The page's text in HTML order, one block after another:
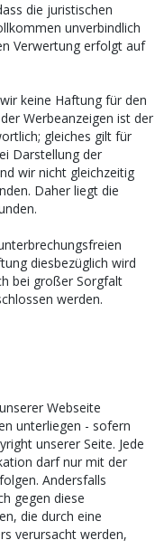
die juristischen
unverbindlich
Verwertung erfolgt auf
keine Haftung für den
Werbeanzeigen ist der
gleiches gilt für
Darstellung der
wir nicht gleichzeitig
Daher liegt die
diesbezüglich wird
bei großer Sorgfalt
werden.
Webseite
unterliegen - sofern
unserer Seite. Jede
darf nur mit der
Andersfalls
gegen diese
die durch eine
verursacht werden,